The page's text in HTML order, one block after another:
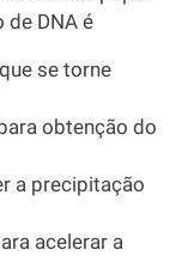
de DNA é
se torne
obtenção do
a precipitação
acelerar a